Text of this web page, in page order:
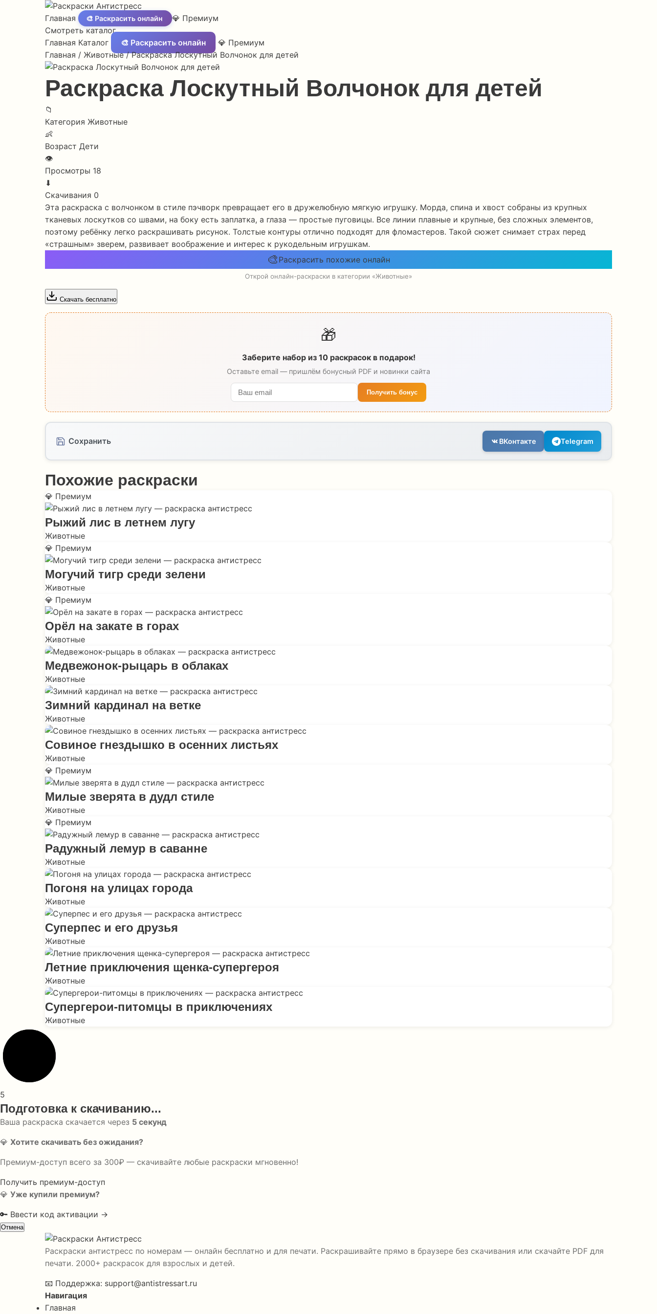
Главная 🎨 Раскрасить онлайн
💎 Премиум
Смотреть каталог
Главная Каталог 🎨 Раскрасить онлайн
💎 Премиум
Главная / Животные/Раскраска Лоскутный Волчонок для детей
Раскраска Лоскутный Волчонок для детей
📁
Категория Животные
👶
Возраст Дети
👁
Просмотры 18
⬇
Скачивания 0
Эта раскраска с волчонком в стиле пэчворк превращает его в дружелюбную мягкую игрушку. Морда, спина и хвост собраны из крупных
тканевых лоскутков со швами, на боку есть заплатка, а глаза — простые пуговицы. Все линии плавные и крупные, без сложных элементов,
поэтому ребёнку легко раскрашивать рисунок. Толстые контуры отлично подходят для фломастеров. Такой сюжет снимает страх перед
«страшным» зверем, развивает воображение и интерес к рукодельным игрушкам.
🎨 Раскрасить похожие онлайн
Открой онлайн-раскраски в категории «Животные»
Скачать бесплатно
🎁
Заберите набор из 10 раскрасок в подарок!
Оставьте email — пришлём бонусный PDF и новинки сайта
Получить бонус
Сохранить ВКонтакте Telegram
Похожие раскраски
💎 Премиум
Рыжий лис в летнем лугу
Животные
💎 Премиум
Могучий тигр среди зелени
Животные
💎 Премиум
Орёл на закате в горах
Животные
Медвежонок-рыцарь в облаках
Животные
Зимний кардинал на ветке
Животные
Совиное гнездышко в осенних листьях
Животные
💎 Премиум
Милые зверята в дудл стиле
Животные
💎 Премиум
Радужный лемур в саванне
Животные
Погоня на улицах города
Животные
Суперпес и его друзья
Животные
Летние приключения щенка-супергероя
Животные
Супергерои-питомцы в приключениях
Животные
5
Подготовка к скачиванию...
Ваша раскраска скачается через 5 секунд
💎 Хотите скачивать без ожидания?
Премиум-доступ всего за 300₽ — скачивайте любые раскраски мгновенно!
Получить премиум-доступ
💎 Уже купили премиум?
🔑 Ввести код активации →
Отмена
Раскраски антистресс по номерам — онлайн бесплатно и для печати. Раскрашивайте прямо в браузере без скачивания или скачайте PDF для
печати. 2000+ раскрасок для взрослых и детей.
📧 Поддержка: support@antistressart.ru
Навигация
Главная